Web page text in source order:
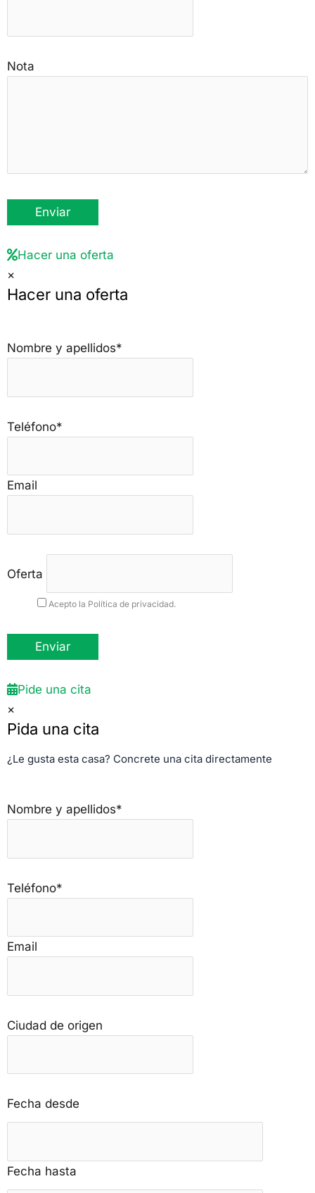
Nota
Hacer una oferta
×
Hacer una oferta
Nombre y apellidos*
Teléfono*
Email
Oferta
Acepto la Política de privacidad.
Pide una cita
×
Pida una cita
¿Le gusta esta casa? Concrete una cita directamente
Nombre y apellidos*
Teléfono*
Email
Ciudad de origen
Fecha desde
Fecha hasta